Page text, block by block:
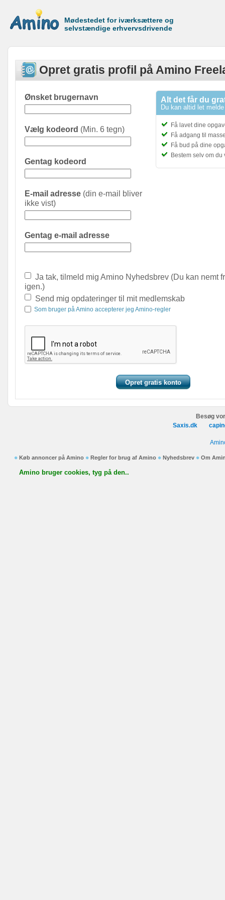
Mødestedet for iværksættere og
selvstændige erhvervsdrivende
Opret gratis profil på Amino
Alt det får du
Du kan altid let
Få lavet dine
Få adgang til
Få bud på dine
Bestem selv om
Ønsket brugernavn
Vælg kodeord (Min. 6 tegn)
Gentag kodeord
E-mail adresse (din e-mail bliver
ikke vist)
Gentag e-mail adresse
Ja tak, tilmeld mig Amino Nyhedsbrev (Du kan nemt
igen.)
Send mig opdateringer til mit medlemskab
Som bruger på Amino accepterer jeg Amino-regler
Besøg
Saxis.dk
Køb annoncer på Amino Regler for brug af Amino Nyhedsbrev Om
Amino bruger cookies, tyg på den..